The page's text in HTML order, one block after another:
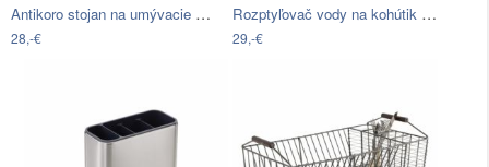
Antikoro stojan na umývacie prostriedky…
28,-€
Rozptyľovač vody na kohútik InnovaGoods
29,-€